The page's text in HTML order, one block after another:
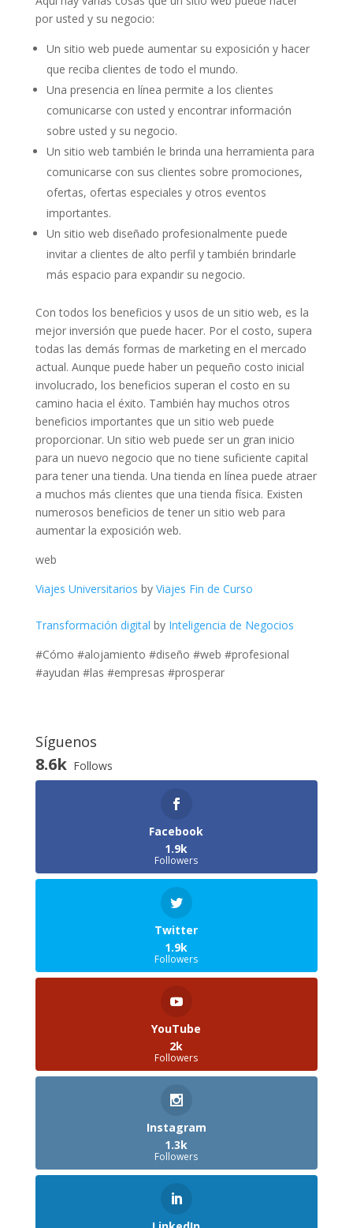
por usted y su negocio:
Un sitio web puede aumentar su exposición y hacer
que reciba clientes de todo el mundo.
Una presencia en línea permite a los clientes
comunicarse con usted y encontrar información
sobre usted y su negocio.
Un sitio web también le brinda una herramienta para
comunicarse con sus clientes sobre promociones,
ofertas, ofertas especiales y otros eventos
importantes.
Un sitio web diseñado profesionalmente puede
invitar a clientes de alto perfil y también brindarle
más espacio para expandir su negocio.
Con todos los beneficios y usos de un sitio web, es la
mejor inversión que puede hacer. Por el costo, supera
todas las demás formas de marketing en el mercado
actual. Aunque puede haber un pequeño costo inicial
involucrado, los beneficios superan el costo en su
camino hacia el éxito. También hay muchos otros
beneficios importantes que un sitio web puede
proporcionar. Un sitio web puede ser un gran inicio
para un nuevo negocio que no tiene suficiente capital
para tener una tienda. Una tienda en línea puede atraer
a muchos más clientes que una tienda física. Existen
numerosos beneficios de tener un sitio web para
aumentar la exposición web.
web
Viajes Universitarios by Viajes Fin de Curso
Transformación digital by Inteligencia de Negocios
#Cómo #alojamiento #diseño #web #profesional
#ayudan #las #empresas #prosperar
Síguenos
8.6k Follows
Facebook
1.9k
Followers
Twitter
1.9k
Followers
YouTube
2k
Followers
Instagram
1.3k
Followers